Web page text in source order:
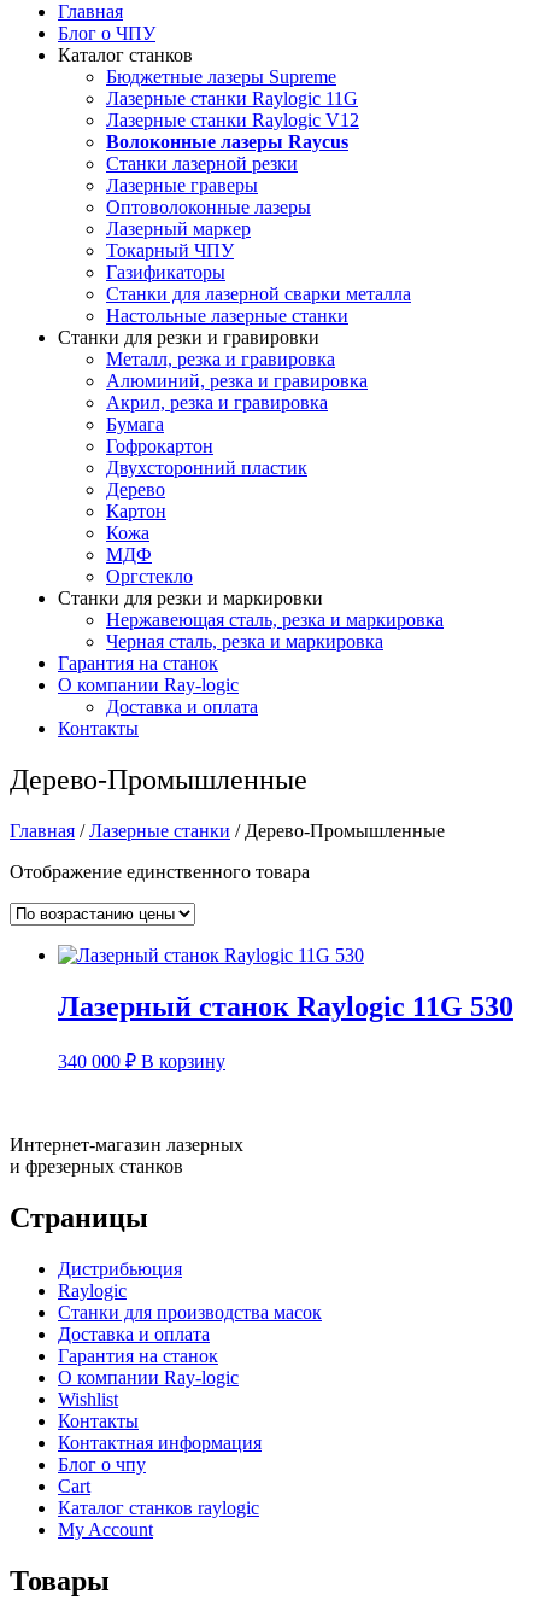
Главная
Блог о ЧПУ
Каталог станков
Бюджетные лазеры Supreme
Лазерные станки Raylogic 11G
Лазерные станки Raylogic V12
Волоконные лазеры Raycus
Станки лазерной резки
Лазерные граверы
Оптоволоконные лазеры
Лазерный маркер
Токарный ЧПУ
Газификаторы
Cтанки для лазерной сварки металла
Настольные лазерные станки
Станки для резки и гравировки
Металл, резка и гравировка
Алюминий, резка и гравировка
Акрил, резка и гравировка
Бумага
Гофрокартон
Двухсторонний пластик
Дерево
Картон
Кожа
МДФ
Оргстекло
Станки для резки и маркировки
Нержавеющая сталь, резка и маркировка
Черная сталь, резка и маркировка
Гарантия на станок
О компании Ray-logic
Доставка и оплата
Контакты
Дерево-Промышленные
Главная /Лазерные станки / Дерево-Промышленные
Отображение единственного товара
Лазерный станок Raylogic 11G 530
340 000 ₽ В корзину
Интернет-магазин лазерных
и фрезерных станков
Страницы
Дистрибьюция
Raylogic
Станки для производства масок
Доставка и оплата
Гарантия на станок
О компании Ray-logic
Wishlist
Контакты
Контактная информация
Блог о чпу
Cart
Каталог станков raylogic
My Account
Товары